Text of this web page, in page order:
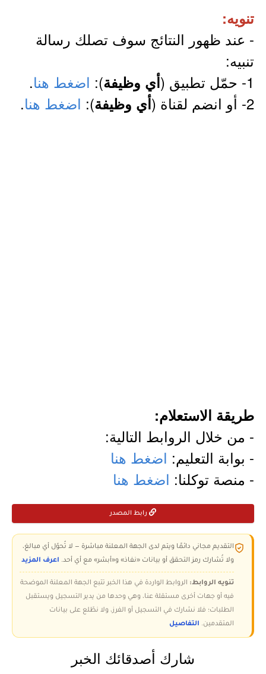
تنويه:
- عند ظهور النتائج سوف تصلك رسالة
تنبيه:
1- حمّل تطبيق (
أي وظيفة): اضغط هنا.
2- أو انضم لقناة (
أي وظيفة): اضغط هنا.
طريقة الاستعلام:
- من خلال الروابط التالية:
- بوابة التعليم: اضغط هنا
- منصة توكلنا: اضغط هنا
رابط المصدر
التقديم مجاني دائمًا ويتم لدى الجهة المعلنة مباشرة — لا تُحوّل أي مبالغ،
ولا تُشارك رمز التحقق أو بيانات «نفاذ» و«أبشر» مع أي أحد. اعرف المزيد
تنويه الروابط: الروابط الواردة في هذا الخبر تتبع الجهة المعلنة الموضحة
فيه أو جهات أخرى مستقلة عنا، وهي وحدها من يدير التسجيل ويستقبل
الطلبات؛ فلا نشارك في التسجيل أو الفرز، ولا نطّلع على بيانات
المتقدمين. التفاصيل
شارك أصدقائك الخبر